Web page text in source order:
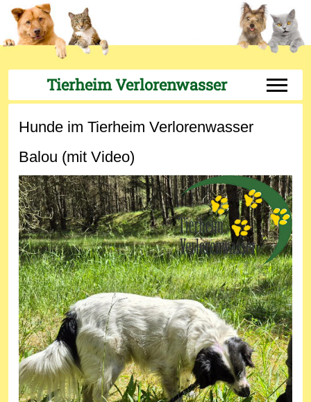
Tierheim Verlorenwasser Off-
Hunde im Tierheim Verlorenwasser
Balou (mit Video)